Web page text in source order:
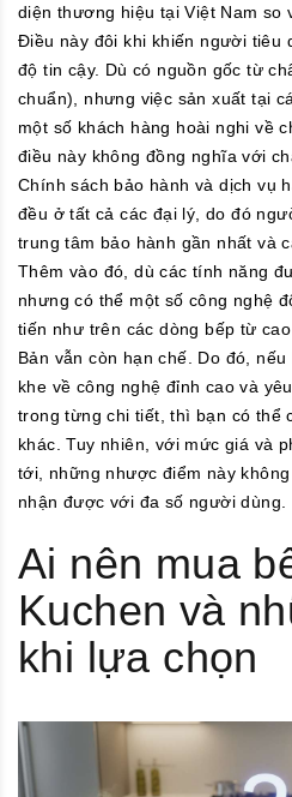
diện thương hiệu tại Việt Nam so
Điều này đôi khi khiến người tiêu
độ tin cậy. Dù có nguồn gốc từ
chuẩn), nhưng việc sản xuất tại
một số khách hàng hoài nghi về
điều này không đồng nghĩa với
Chính sách bảo hành và dịch vụ
đều ở tất cả các đại lý, do đó
trung tâm bảo hành gần nhất và
Thêm vào đó, dù các tính năng
nhưng có thể một số công nghệ
tiến như trên các dòng bếp từ
Bản vẫn còn hạn chế. Do đó,
khe về công nghệ đỉnh cao và
trong từng chi tiết, thì bạn có thể
khác. Tuy nhiên, với mức giá và
tới, những nhược điểm này
nhận được với đa số người dùng.
Ai nên mua
Kuchen và
khi lựa chọn